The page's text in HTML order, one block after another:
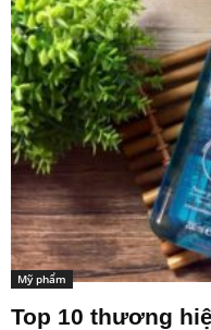
Mỹ phẩm
Top 10 thương